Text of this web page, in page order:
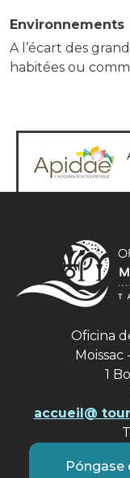
Environnements
A l’écart des
habitées ou
Oficina
1
accueil@
Póngase